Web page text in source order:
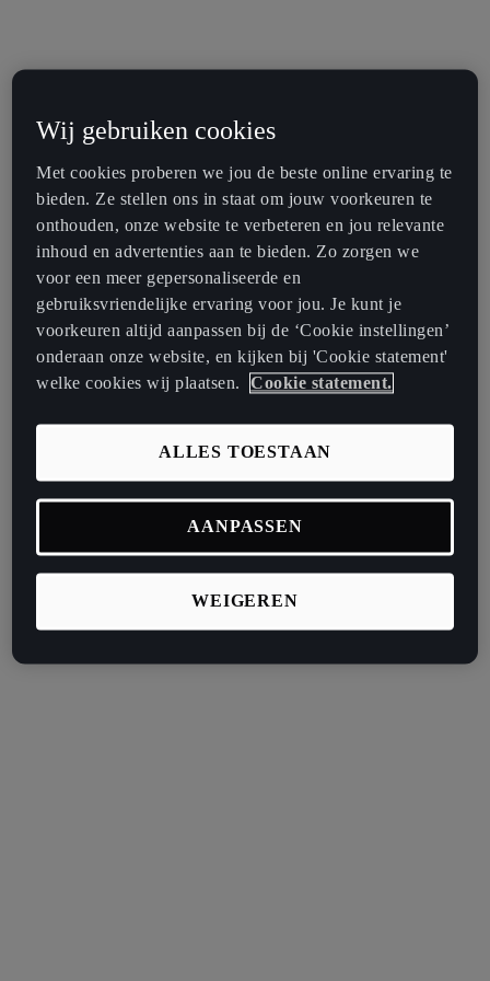
Wij gebruiken cookies
Met cookies proberen we jou de beste online ervaring te
bieden. Ze stellen ons in staat om jouw voorkeuren te
onthouden, onze website te verbeteren en jou relevante
inhoud en advertenties aan te bieden. Zo zorgen we
voor een meer gepersonaliseerde en
gebruiksvriendelijke ervaring voor jou. Je kunt je
voorkeuren altijd aanpassen bij de ‘Cookie instellingen’
onderaan onze website, en kijken bij 'Cookie statement'
welke cookies wij plaatsen.
Cookie statement.
WEIGEREN
ALLES TOESTAAN
AANPASSEN